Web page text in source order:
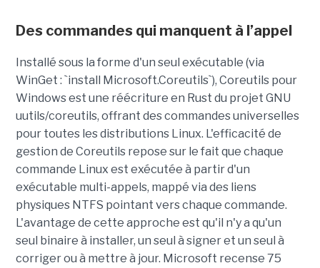
Des commandes qui manquent à l’appel
Installé sous la forme d'un seul exécutable (via
WinGet : `install Microsoft.Coreutils`), Coreutils pour
Windows est une réécriture en Rust du projet GNU
uutils/coreutils, offrant des commandes universelles
pour toutes les distributions Linux. L'efficacité de
gestion de Coreutils repose sur le fait que chaque
commande Linux est exécutée à partir d'un
exécutable multi-appels, mappé via des liens
physiques NTFS pointant vers chaque commande.
L'avantage de cette approche est qu'il n'y a qu'un
seul binaire à installer, un seul à signer et un seul à
corriger ou à mettre à jour. Microsoft recense 75